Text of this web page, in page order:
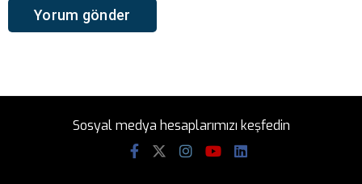
Sosyal medya hesaplarımızı keşfedin